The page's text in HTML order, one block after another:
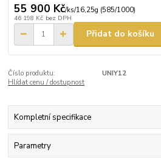
55 900 Kč/ks/16,25g (585/1000)
46 198 Kč bez DPH
Přidat do košíku
Číslo produktu:
UNIY12
Hlídat cenu / dostupnost
Kompletní specifikace
Parametry